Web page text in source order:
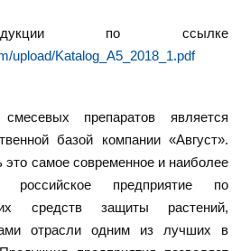
по ссылке
upload/Katalog_A5_2018_1.pdf
препаратов является
базой компании «Август».
самое современное и наиболее
российское предприятие по
средств защиты растений,
отрасли одним из лучших в